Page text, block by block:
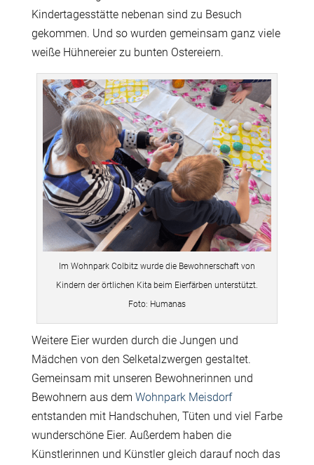
Kindertagesstätte nebenan sind zu Besuch
gekommen. Und so wurden gemeinsam ganz viele
weiße Hühnereier zu bunten Ostereiern.
Im Wohnpark Colbitz wurde die Bewohnerschaft von
Kindern der örtlichen Kita beim Eierfärben unterstützt.
Foto: Humanas
Weitere Eier wurden durch die Jungen und
Mädchen von den Selketalzwergen gestaltet.
Gemeinsam mit unseren Bewohnerinnen und
Bewohnern aus dem Wohnpark Meisdorf
entstanden mit Handschuhen, Tüten und viel Farbe
wunderschöne Eier. Außerdem haben die
Künstlerinnen und Künstler gleich darauf noch das